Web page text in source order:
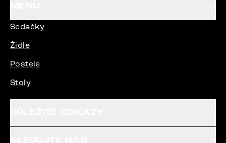
Sedačky
Židle
Postele
Stoly